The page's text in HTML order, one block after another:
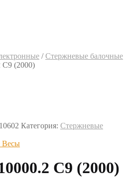
/Стержневые балочные
(2000)
Категория: Стержневые
С9 (2000)